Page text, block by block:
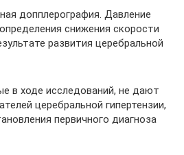
допплерография. Давление
снижения скорости
развития церебральной
в ходе исследований, не дают
церебральной гипертензии,
первичного диагноза